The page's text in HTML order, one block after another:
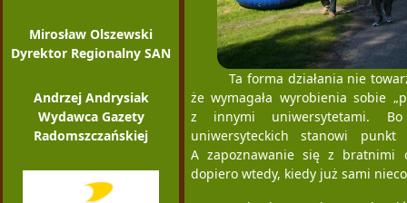
Mirosław Olszewski
Dyrektor Regionalny SAN
Andrzej Andrysiak
Wydawca Gazety
Radomszczańskiej
Ta forma działania nie
że wymagała wyrobienia sobie
z innymi uniwersytetami. Bo
uniwersyteckich stanowi
A zapoznawanie się z bratnimi
dopiero wtedy, kiedy już sami